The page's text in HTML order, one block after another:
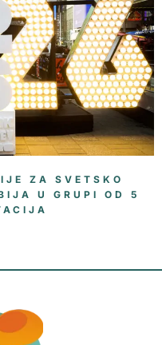
ZA SVETSKO
U GRUPI OD 5